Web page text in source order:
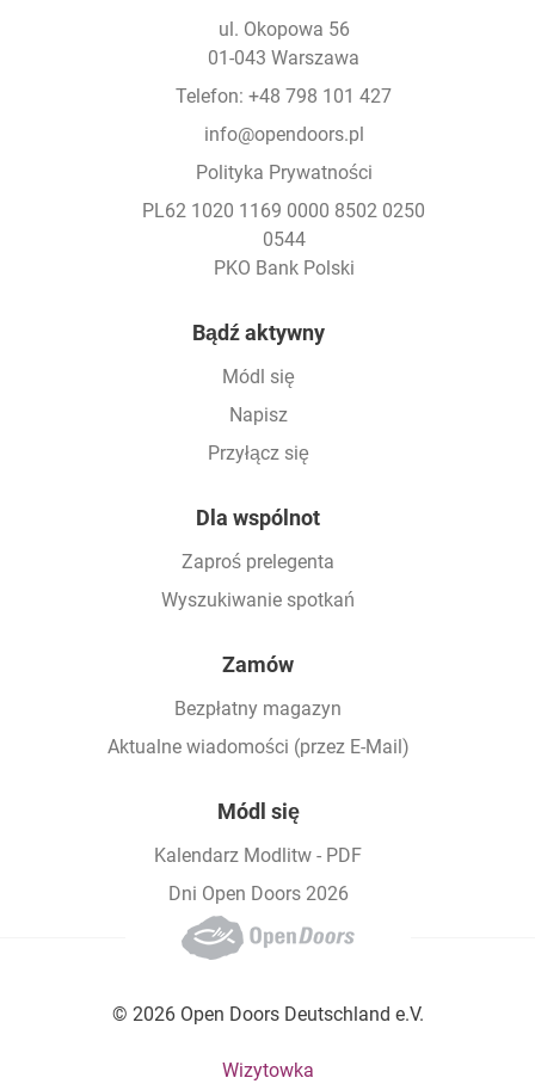
ul. Okopowa 56
01-043 Warszawa
Telefon: +48 798 101 427
info@opendoors.pl
Polityka Prywatności
PL62 1020 1169 0000 8502 0250
0544
PKO Bank Polski
Bądź aktywny
Módl się
Napisz
Przyłącz się
Dla wspólnot
Zaproś prelegenta
Wyszukiwanie spotkań
Zamów
Bezpłatny magazyn
Aktualne wiadomości (przez E-Mail)
Módl się
Kalendarz Modlitw - PDF
Dni Open Doors 2026
© 2026 Open Doors Deutschland e.V.
Footer bottom menuWizytowka